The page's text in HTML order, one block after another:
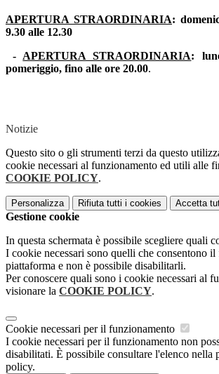
APERTURA STRAORDINARIA:
9.30 alle 12.30
- APERTURA STRAORDINARIA:
pomeriggio, fino alle ore 20.00.
Notizie
Questo sito o gli strumenti terzi da questo
cookie necessari al funzionamento ed utili alle
COOKIE POLICY.
Personalizza Rifiuta tutti i cookies Accetta
Gestione cookie
In questa schermata è possibile scegliere quali
I cookie necessari sono quelli che consentono
piattaforma e non è possibile disabilitarli.
Per conoscere quali sono i cookie necessari al
visionare la COOKIE POLICY.
Cookie necessari per il funzionamento
I cookie necessari per il funzionamento non
disabilitati. È possibile consultare l'elenco nella
policy.